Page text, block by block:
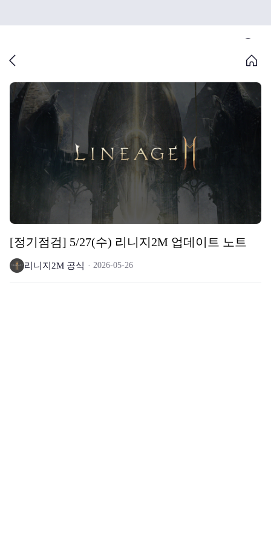
[정기점검] 5/27(수) 리니지2M 업데이트 노트
리니지2M 공식 2026-05-26